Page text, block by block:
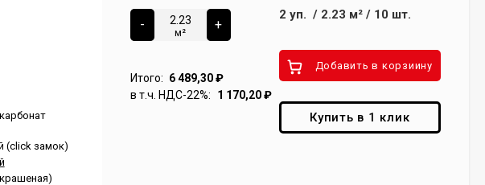
(click замок)
-
м²
+
Итого: 6 489,30₽
в т.ч. НДС-22%:
1 170,20₽
2 уп. / 2.23 м²/ 10 шт.
Добавить в корзиину
Купить в 1 клик